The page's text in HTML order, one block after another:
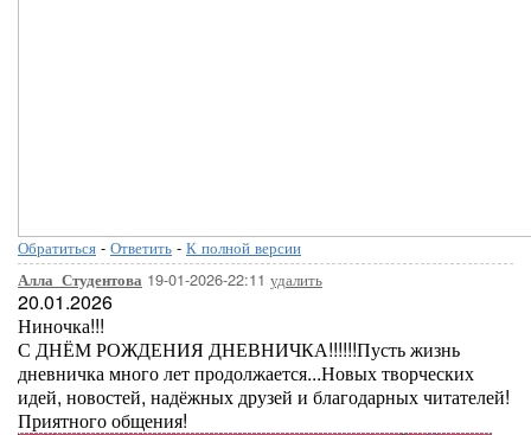
Обратиться - Ответить - К полной версии
Алла_Студентова 19-01-2026-22:11 удалить
20.01.2026
Ниночка!!!
С ДНЁМ РОЖДЕНИЯ ДНЕВНИЧКА!!!!!!Пусть жизнь
дневничка много лет продолжается...Новых творческих
идей, новостей, надёжных друзей и благодарных читателей!
Приятного общения!